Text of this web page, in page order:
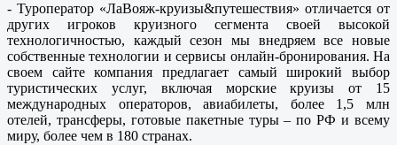
- Туроператор «ЛаВояж-круизы&путешествия» отличается от
других игроков круизного сегмента своей высокой
технологичностью, каждый сезон мы внедряем все новые
собственные технологии и сервисы онлайн-бронирования. На
своем сайте компания предлагает самый широкий выбор
туристических услуг, включая морские круизы от 15
международных операторов, авиабилеты, более 1,5 млн
отелей, трансферы, готовые пакетные туры – по РФ и всему
миру, более чем в 180 странах.